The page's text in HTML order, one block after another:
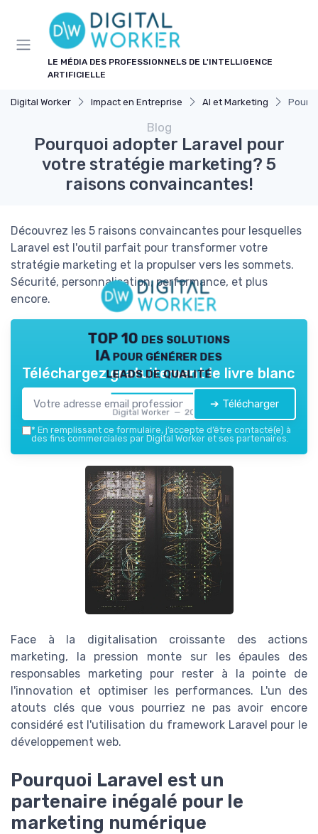
LE MÉDIA DES PROFESSIONNELS DE L'INTELLIGENCE
ARTIFICIELLE
Digital Worker Impact en Entreprise AI et Marketing
Blog
Pourquoi adopter Laravel pour
votre stratégie marketing? 5
raisons convaincantes!
Découvrez les 5 raisons convaincantes pour lesquelles
Laravel est l'outil parfait pour transformer votre
stratégie marketing et la propulser vers les sommets.
Sécurité, personnalisation, performance, et plus
encore.
TOP 10 des solutions
IA pour générer des
leads de qualité
Digital Worker — 2026
Téléchargez gratuitement le livre blanc
➔ Télécharger
* En remplissant ce formulaire, j’accepte d’être contacté(e) à
des fins commerciales par Digital Worker et ses partenaires.
Face à la digitalisation croissante des actions
marketing, la pression monte sur les épaules des
responsables marketing pour rester à la pointe de
l'innovation et optimiser les performances. L'un des
atouts clés que vous pourriez ne pas avoir encore
considéré est l'utilisation du framework Laravel pour le
développement web.
Pourquoi Laravel est un
partenaire inégalé pour le
marketing numérique